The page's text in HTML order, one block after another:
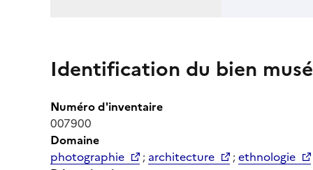
Identification du bien
Numéro d'inventaire
007900
Domaine
photographie
; architecture ;ethnologie